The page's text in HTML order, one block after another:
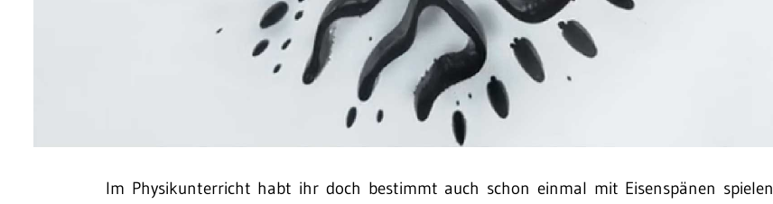
Im Physikunterricht habt ihr doch bestimmt auch schon einmal mit Eisenspänen spielen